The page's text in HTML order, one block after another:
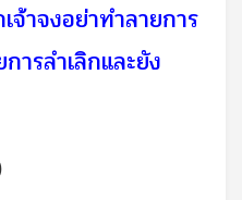
จ้าจงอย่าทำลายการ
ารลำเลิกและยัง